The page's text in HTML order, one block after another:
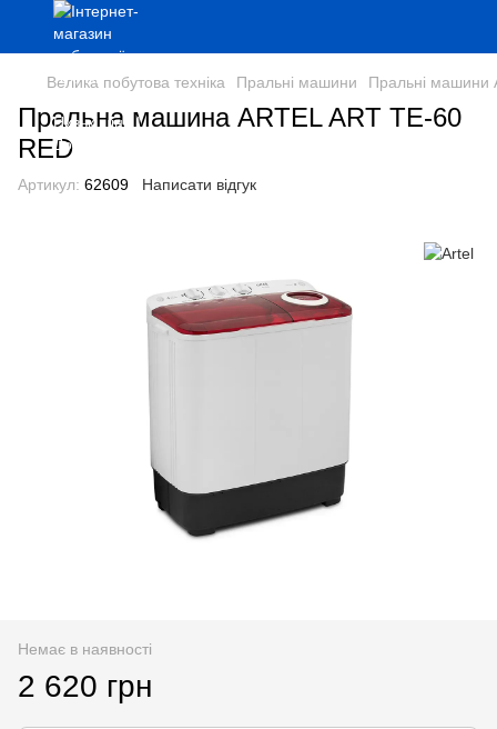
Велика побутова техніка Пральні машини Пральні машини
Пральна машина ARTEL ART TЕ-60
RED
Артикул: 62609 Написати відгук
Немає в наявності
2 620 грн